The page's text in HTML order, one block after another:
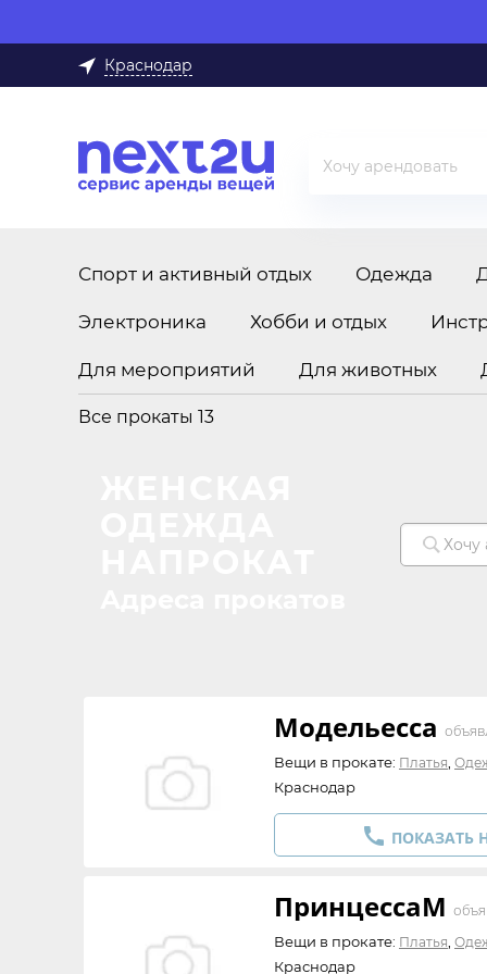
Краснодар
Спорт и активный отдых Одежда
Электроника Хобби и отдых
Для мероприятий Для животных
Все прокаты 13
Модельесса
Вещи в прокате: Платья
Краснодар
 ПОКАЗАТЬ
ПринцессаМ
Вещи в прокате: Платья
Краснодар